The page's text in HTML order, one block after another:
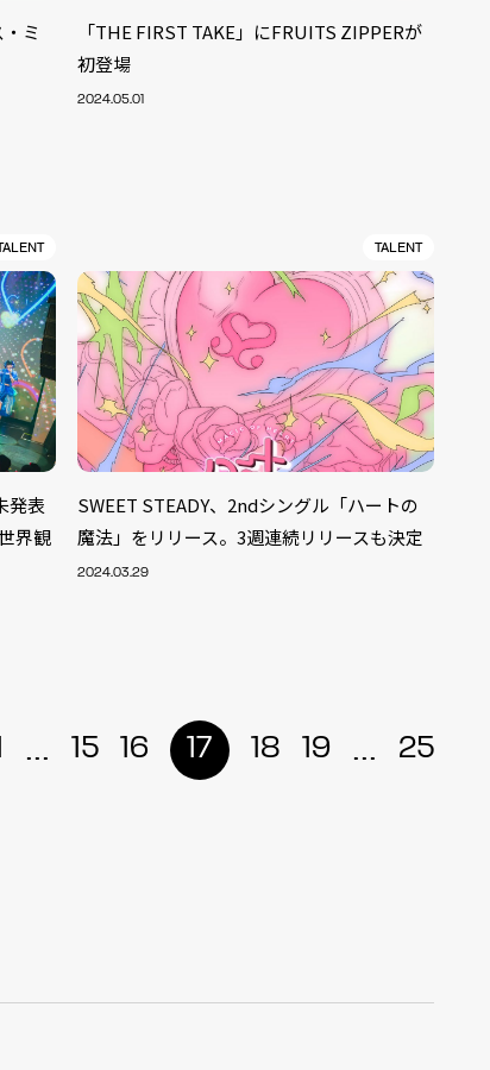
ミ
「THE FIRST TAKE」にFRUITS ZIPPERが
初登場
2024.05.01
発表
界観
TALENT
SWEET STEADY、2ndシングル「ハートの
魔法」をリリース。3週連続リリースも決定
2024.03.29
... 15 16 17 18 19 ... 25
33
29